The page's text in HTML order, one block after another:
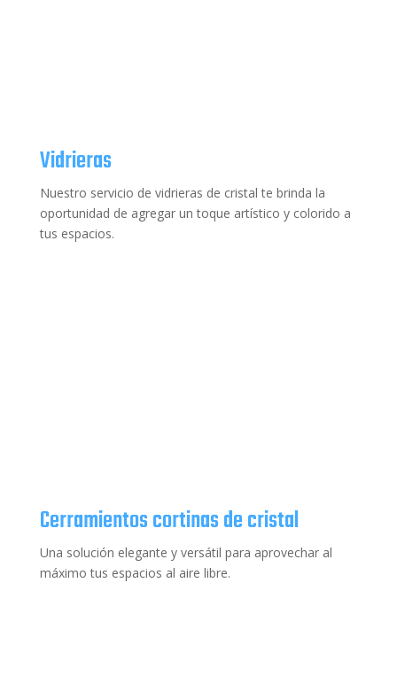
Vidrieras
Nuestro servicio de vidrieras de cristal te brinda la
oportunidad de agregar un toque artístico y colorido a
tus espacios.
Cerramientos cortinas de cristal
Una solución elegante y versátil para aprovechar al
máximo tus espacios al aire libre.